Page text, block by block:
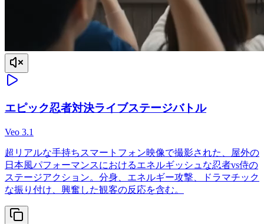
エピック忍者対決ライブステージバトル
Veo 3.1
超リアルな手持ちスマートフォン映像で撮影された、屋外の
日本風パフォーマンスにおけるエネルギッシュな忍者vs侍の
ステージアクション。分身、エネルギー攻撃、ドラマチック
な振り付け、興奮した観客の反応を含む。